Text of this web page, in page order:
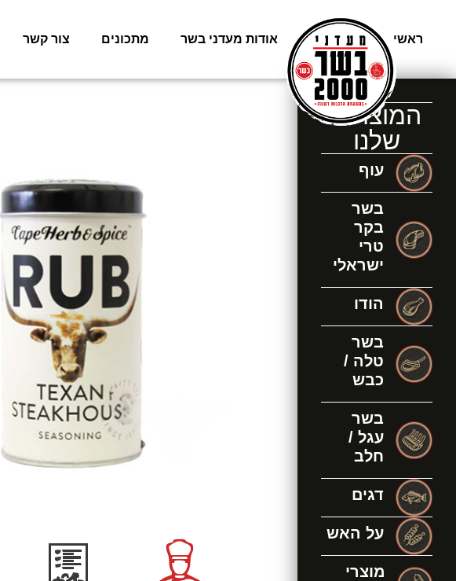
ראשי משלוחים אודות מעדני בשר מתכונים צור קשר
המוצרים
שלנו
עוף
בשר
בקר
טרי
ישראלי
הודו
בשר
טלה /
כבש
בשר
עגל /
חלב
דגים
על האש
מוצרי